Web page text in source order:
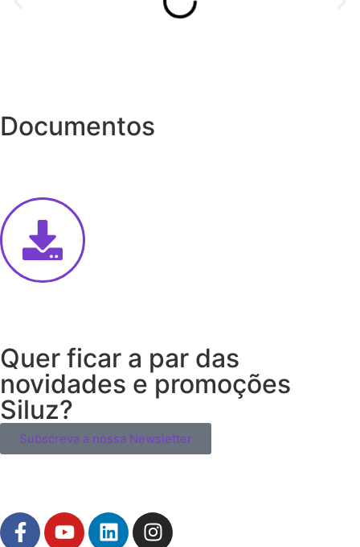
Documentos
Quer ficar a par das
novidades e promoções
Siluz?
Subscreva a nossa Newsletter